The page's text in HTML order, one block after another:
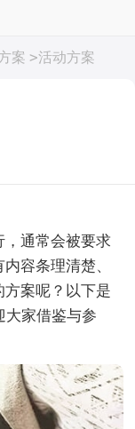
案 >活动方案
通常会被要求
容条理清楚、
案呢？以下是
大家借鉴与参